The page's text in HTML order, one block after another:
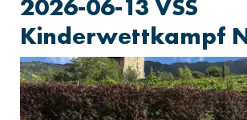
2026-06-13 VSS
Kinderwettkampf